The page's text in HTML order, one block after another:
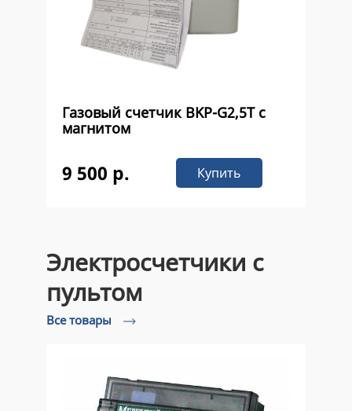
Газовый счетчик ВKР-G2,5Т с
магнитом
9 500 р. Купить
Электросчетчики с
пультом
Все товары